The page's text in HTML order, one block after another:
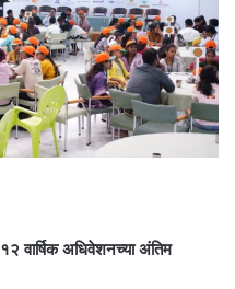
वार्षिक अधिवेशनच्या अंतिम